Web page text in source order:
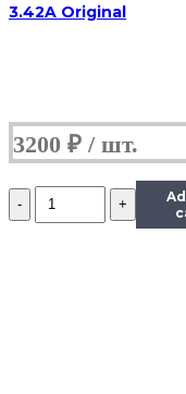
3.42A Original
3200 ₽
Количество
Блок